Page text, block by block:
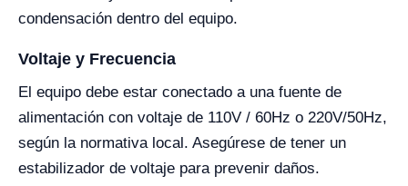
condensación dentro del equipo.
Voltaje y Frecuencia
El equipo debe estar conectado a una fuente de
alimentación con voltaje de 110V / 60Hz o 220V/50Hz,
según la normativa local. Asegúrese de tener un
estabilizador de voltaje para prevenir daños.